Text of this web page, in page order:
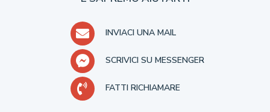
INVIACI UNA MAIL
SCRIVICI SU MESSENGER
FATTI RICHIAMARE